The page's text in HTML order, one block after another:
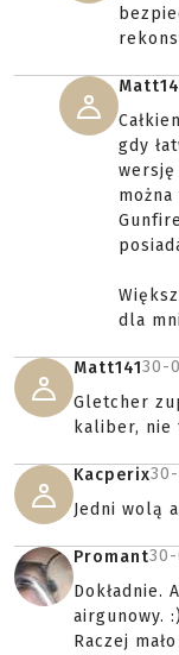
gdy
dla
Matt14130-
Gletcher
kaliber, nie
Kacperix
Jedni wolą
Promant
Dokładnie.
airgunowy. :)
Raczej